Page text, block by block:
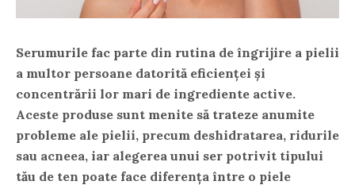
Serumurile fac parte din rutina de îngrijire a pielii
a multor persoane datorită eficienței și
concentrării lor mari de ingrediente active.
Aceste produse sunt menite să trateze anumite
probleme ale pielii, precum deshidratarea, ridurile
sau acneea, iar alegerea unui ser potrivit tipului
tău de ten poate face diferența între o piele